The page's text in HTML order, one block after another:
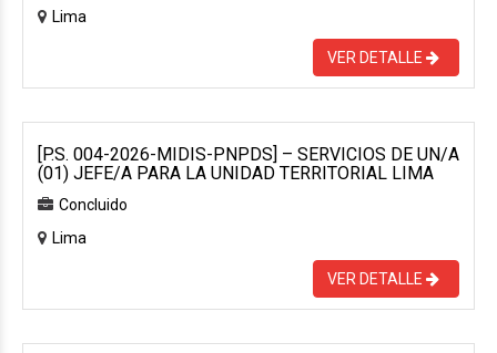
Lima
VER DETALLE
[P.S. 004-2026-MIDIS-PNPDS] – SERVICIOS DE UN/A
(01) JEFE/A PARA LA UNIDAD TERRITORIAL LIMA
Concluido
Lima
VER DETALLE